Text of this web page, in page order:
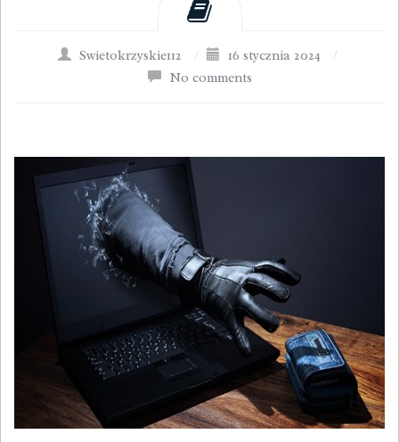
Swietokrzyskie112 / 16 stycznia 2024
/
No comments